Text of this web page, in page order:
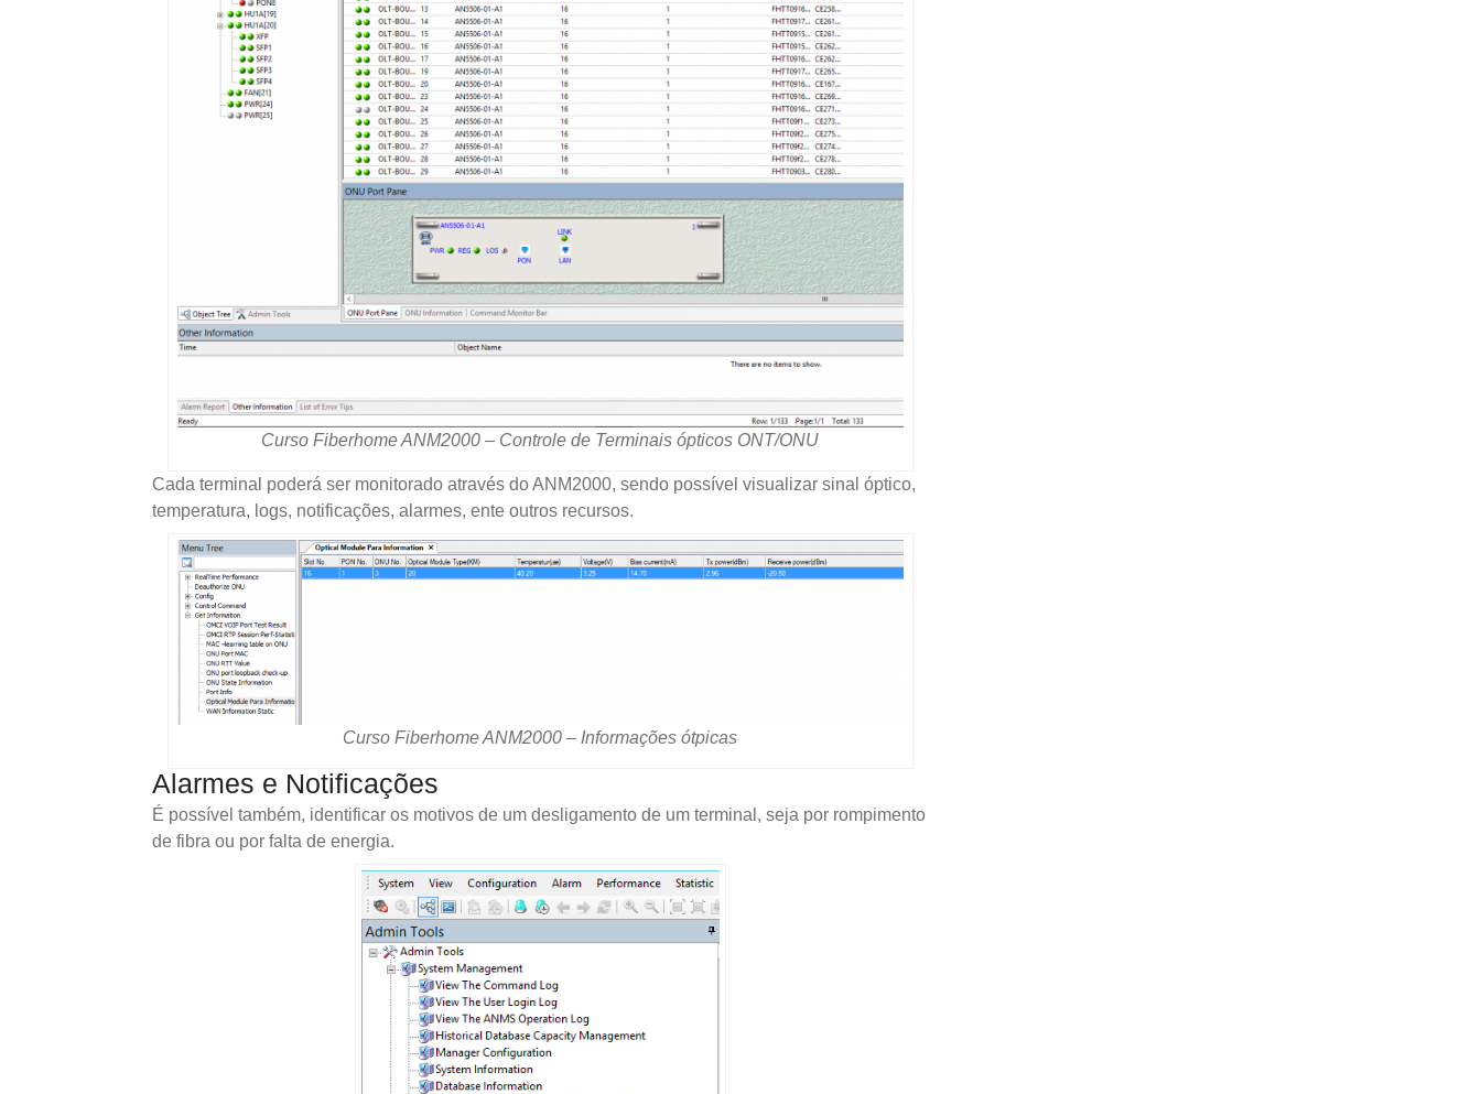
Curso Fiberhome ANM2000 – Controle de Terminais ópticos ONT/ONU
Cada terminal poderá ser monitorado através do ANM2000, sendo possível visualizar sinal óptico,
temperatura, logs, notificações, alarmes, ente outros recursos.
Curso Fiberhome ANM2000 – Informações ótpicas
Alarmes e Notificações
É possível também, identificar os motivos de um desligamento de um terminal, seja por rompimento
de fibra ou por falta de energia.